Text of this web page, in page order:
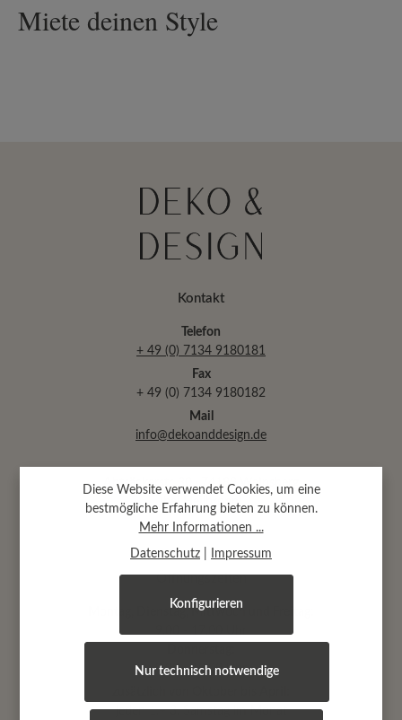
Miete deinen Style
Kontakt
Telefon
+ 49 (0) 7134 9180181
Fax
+ 49 (0) 7134 9180182
Mail
info@dekoanddesign.de
Abtsäckerstr. 30 · 74189 Weinsberg
(bei Heilbronn)
Öffnungszeiten
Montag, Dienstag, Mittwoch und Freitag:
9.00 - 19.00 Uhr
jeden 1.+ 3. Samstag im Monat
Diese Website verwendet Cookies, um eine
bestmögliche Erfahrung bieten zu können.
Mehr Informationen ...
Datenschutz Impressum
Nur technisch notwendige
Konfigurieren